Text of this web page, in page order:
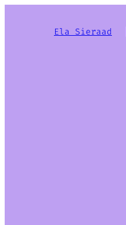
Ela Sieraad